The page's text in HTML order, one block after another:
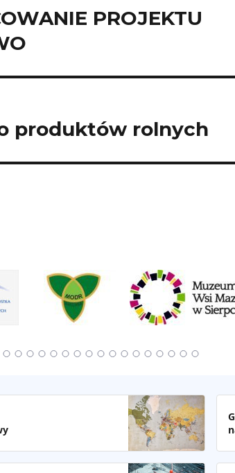
PROJEKTU
produktów rolnych